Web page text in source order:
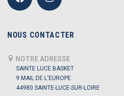
NOUS CONTACTER
NOTRE ADRESSE
SAINTE LUCE BASKET
9 MAIL DE L'EUROPE
44980 SAINTE-LUCE-SUR-LOIRE